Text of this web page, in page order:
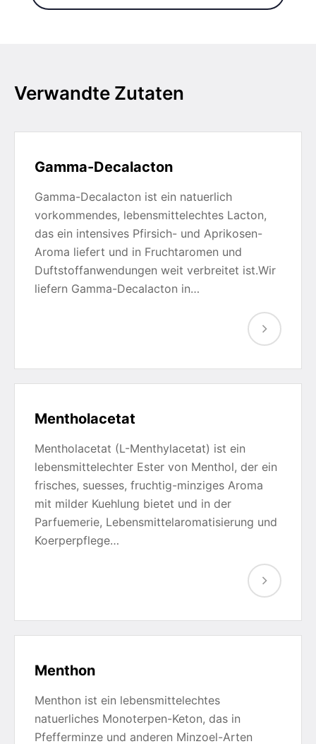
Verwandte Zutaten
Gamma-Decalacton
Gamma-Decalacton ist ein natuerlich
vorkommendes, lebensmittelechtes Lacton,
das ein intensives Pfirsich- und Aprikosen-
Aroma liefert und in Fruchtaromen und
Duftstoffanwendungen weit verbreitet ist.Wir
liefern Gamma-Decalacton in…
Mentholacetat
Mentholacetat (L-Menthylacetat) ist ein
lebensmittelechter Ester von Menthol, der ein
frisches, suesses, fruchtig-minziges Aroma
mit milder Kuehlung bietet und in der
Parfuemerie, Lebensmittelaromatisierung und
Koerperpflege…
Menthon
Menthon ist ein lebensmittelechtes
natuerliches Monoterpen-Keton, das in
Pfefferminze und anderen Minzoel-Arten